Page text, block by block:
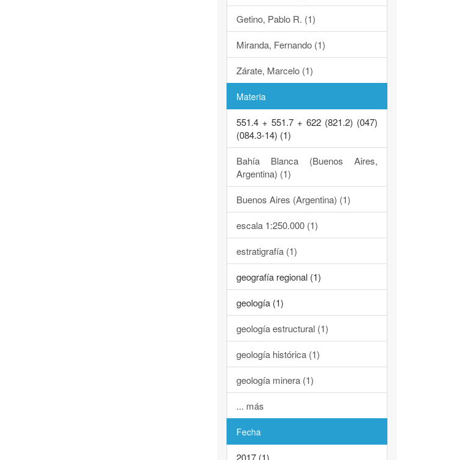
Getino, Pablo R. (1)
Miranda, Fernando (1)
Zárate, Marcelo (1)
Materia
551.4 + 551.7 + 622 (821.2) (047)
(084.3-14) (1)
Bahía Blanca (Buenos Aires,
Argentina) (1)
Buenos Aires (Argentina) (1)
escala 1:250.000 (1)
estratigrafía (1)
geografía regional (1)
geología (1)
geología estructural (1)
geología histórica (1)
geología minera (1)
... más
Fecha
2017 (1)